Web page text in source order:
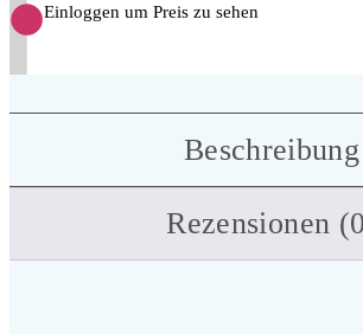
Einloggen um Preis zu sehen
Beschreibung
Rezensionen